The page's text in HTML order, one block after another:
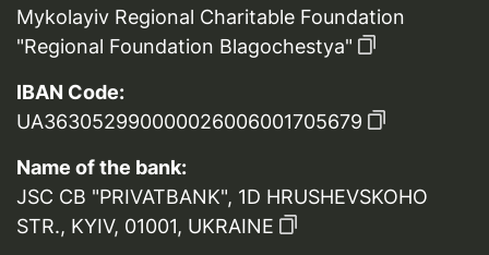
Mykolayiv Regional Charitable Foundation
"Regional Foundation Blagochestya"
IBAN Code:
UA363052990000026006001705679
Name of the bank:
JSC CB "PRIVATBANK", 1D HRUSHEVSKOHO
STR., KYIV, 01001, UKRAINE